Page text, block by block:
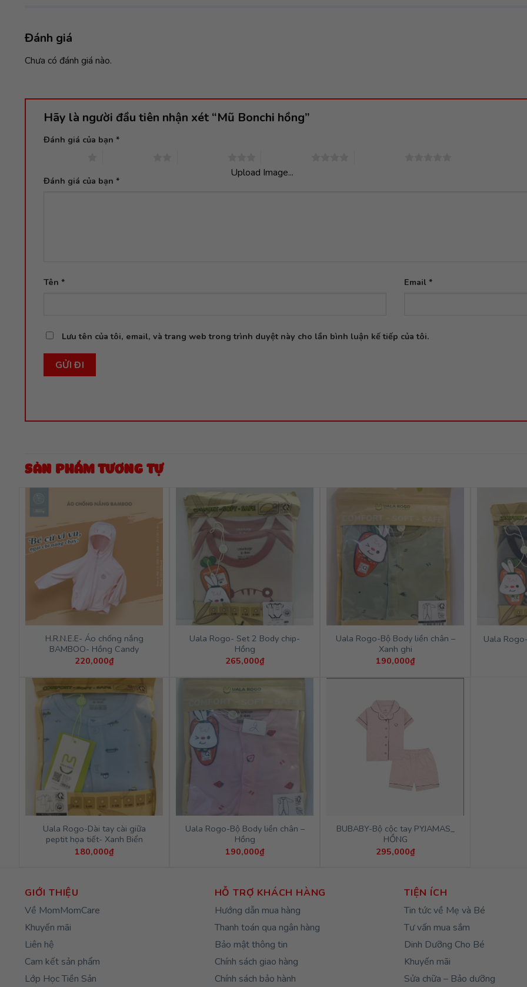
Upload Image...
Đánh giá
Chưa có đánh giá nào.
Hãy là người đầu tiên nhận xét “Mũ Bonchi hồng”
Đánh giá của bạn *
Đánh giá của bạn *
Tên * Email *
Lưu tên của tôi, email, và trang web trong trình duyệt này cho lần bình luận kế tiếp của tôi.
SẢN PHẨM TƯƠNG TỰ
H.R.N.E.E- Áo chống nắng
BAMBOO- Hồng Candy
220,000₫
Uala Rogo- Set 2 Body chip-
Hồng
265,000₫
Uala Rogo-Bộ Body liền chân –
Xanh ghi
190,000₫
Uala
Uala Rogo-Dài tay cài giữa
peptit họa tiết- Xanh Biển
180,000₫
Uala Rogo-Bộ Body liền chân –
Hồng
190,000₫
BUBABY-Bộ cộc tay PYJAMAS_
HỒNG
295,000₫
GIỚI THIỆU
Về MomMomCare
Khuyến mãi
Liên hệ
Cam kết sản phẩm
Lớp Học Tiền Sản
HỖ TRỢ KHÁCH HÀNG
Hướng dẫn mua hàng
Thanh toán qua ngân hàng
Bảo mật thông tin
Chính sách giao hàng
Chính sách bảo hành
TIỆN ÍCH
Tin tức về Mẹ và Bé
Tư vấn mua sắm
Dinh Dưỡng Cho Bé
Khuyến mãi
Sửa chữa – Bảo dưỡng